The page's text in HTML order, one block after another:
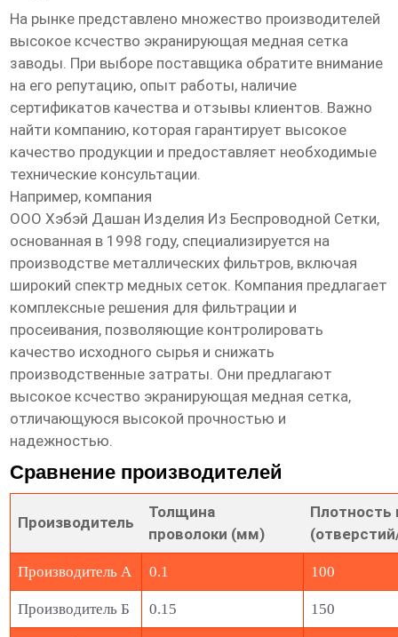
На рынке представлено множество производителей
высокое ксчество экранирующая медная сетка
заводы. При выборе поставщика обратите внимание
на его репутацию, опыт работы, наличие
сертификатов качества и отзывы клиентов. Важно
найти компанию, которая гарантирует высокое
качество продукции и предоставляет необходимые
технические консультации.
Например, компания
ООО Хэбэй Дашан Изделия Из Беспроводной Сетки,
основанная в 1998 году, специализируется на
производстве металлических фильтров, включая
широкий спектр медных сеток. Компания предлагает
комплексные решения для фильтрации и
просеивания, позволяющие контролировать
качество исходного сырья и снижать
производственные затраты. Они предлагают
высокое ксчество экранирующая медная сетка,
отличающуюся высокой прочностью и
надежностью.
Сравнение производителей
Производитель
Толщина
проволоки (мм)
Плотность
Производитель А 0.1 100
Производитель Б 0.15 150